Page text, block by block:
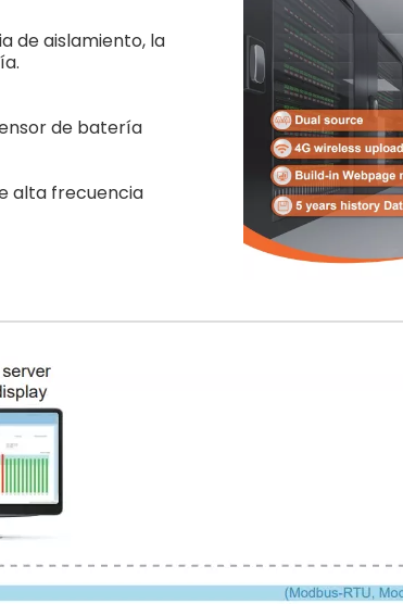
de aislamiento, la
de batería
alta frecuencia